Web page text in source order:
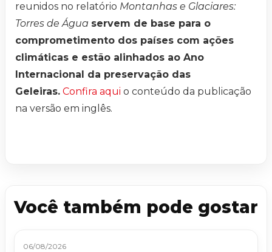
reunidos no relatório Montanhas e Glaciares:
Torres de Água servem de base para o
comprometimento dos países com ações
climáticas e estão alinhados ao Ano
Internacional da preservação das
Geleiras. Confira aqui o conteúdo da publicação
na versão em inglês.
Você também pode gostar
06/08/2026